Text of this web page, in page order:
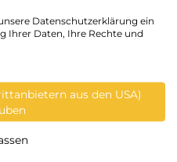
Datenschutzerklärung ein
Ihrer Daten, Ihre Rechte und
aus den USA)